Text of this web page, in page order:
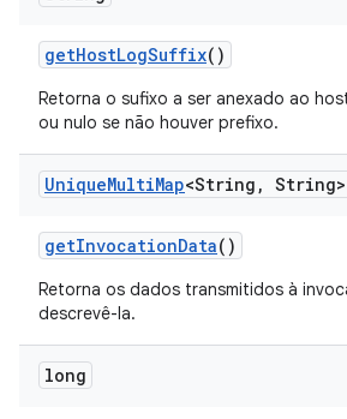
getHostLogSuffix()
Retorna o sufixo a ser anexado ao
ou nulo se não houver prefixo.
UniqueMultiMap<String , String>
getInvocationData()
Retorna os dados transmitidos à
descrevê-la.
long